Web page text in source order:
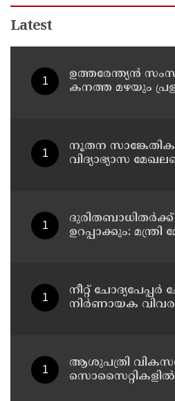
Latest
ഉത്തരേന്ത്യൻ
കനത്ത മഴയും
നൂതന
വിദ്യാഭ്യാസ
ഉറപ്പാക്കും:
നീറ്റ് ചോദ്യപേപ്പർ
നിർണായക
ആശുപത്രി